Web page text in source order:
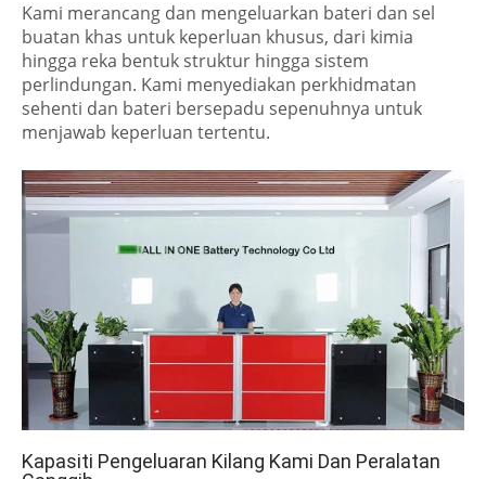
Kami merancang dan mengeluarkan bateri dan sel
buatan khas untuk keperluan khusus, dari kimia
hingga reka bentuk struktur hingga sistem
perlindungan. Kami menyediakan perkhidmatan
sehenti dan bateri bersepadu sepenuhnya untuk
menjawab keperluan tertentu.
Kapasiti Pengeluaran Kilang Kami Dan Peralatan